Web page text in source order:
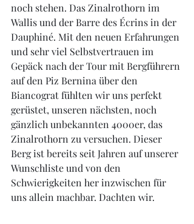
noch stehen. Das Zinalrothorn im
Wallis und der Barre des Écrins in der
Dauphiné. Mit den neuen Erfahrungen
und sehr viel Selbstvertrauen im
Gepäck nach der Tour mit Bergführern
auf den Piz Bernina über den
Biancograt fühlten wir uns perfekt
gerüstet, unseren nächsten, noch
gänzlich unbekannten 4000er, das
Zinalrothorn zu versuchen. Dieser
Berg ist bereits seit Jahren auf unserer
Wunschliste und von den
Schwierigkeiten her inzwischen für
uns allein machbar. Dachten wir.